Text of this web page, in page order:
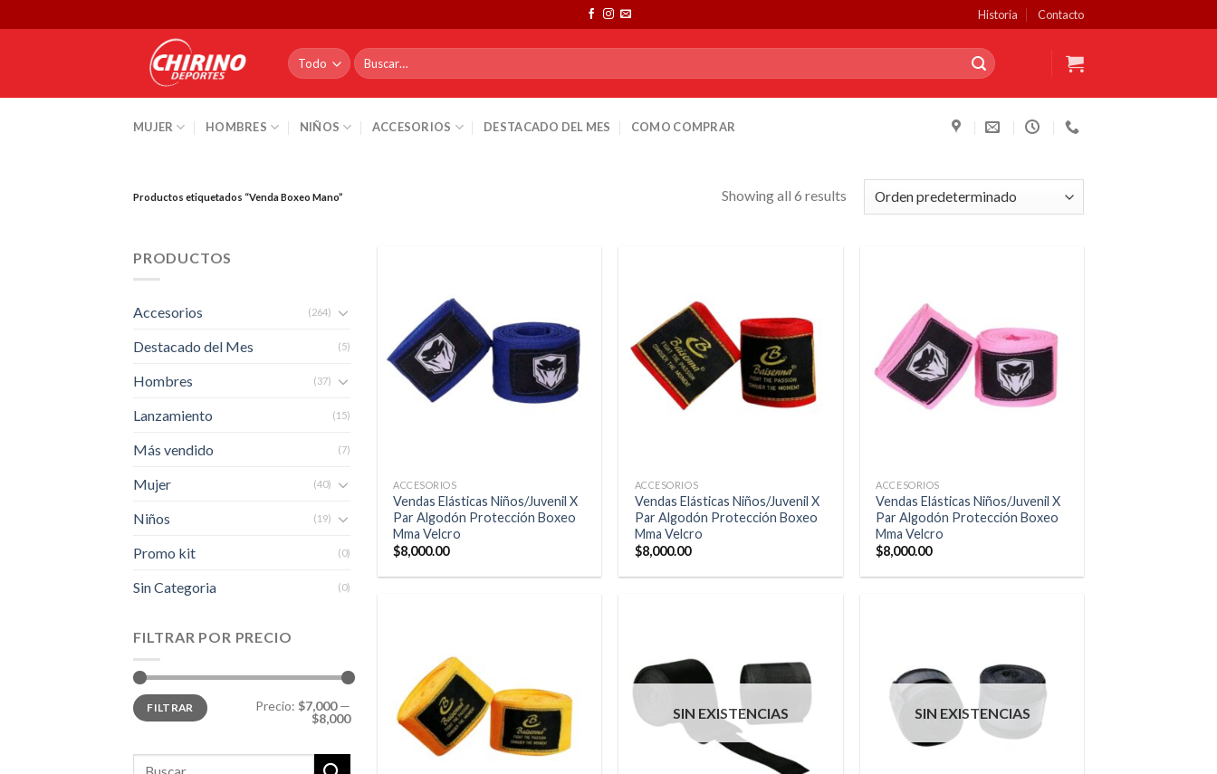
to
Historia Contacto
Buscar
por:
MUJER HOMBRES NIÑOS ACCESORIOS DESTACADO DEL MES COMO COMPRAR
Productos etiquetados “Venda Boxeo Mano” Showing all 6 results
PRODUCTOS
Accesorios (264)
Destacado del Mes (5)
Hombres (37)
Lanzamiento (15)
Más vendido (7)
Mujer (40)
Niños (19)
Promo kit (0)
Sin Categoria (0)
FILTRAR POR PRECIO
Precio
mínimo
Precio
máximo
FILTRAR Precio: $7,000—
$8,000
ACCESORIOS
Vendas Elásticas Niños/Juvenil X
Par Algodón Protección Boxeo
Mma Velcro
$8,000.00
ACCESORIOS
Vendas Elásticas Niños/Juvenil X
Par Algodón Protección Boxeo
Mma Velcro
$8,000.00
ACCESORIOS
Vendas Elásticas Niños/Juvenil X
Par Algodón Protección Boxeo
Mma Velcro
$8,000.00
SIN EXISTENCIAS SIN EXISTENCIAS